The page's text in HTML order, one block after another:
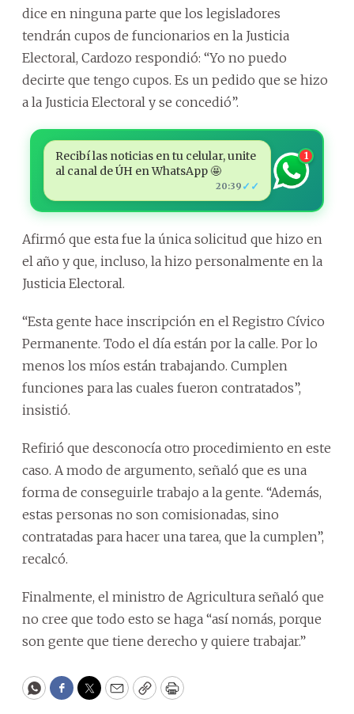
dice en ninguna parte que los legisladores
tendrán cupos de funcionarios en la Justicia
Electoral, Cardozo respondió: “Yo no puedo
decirte que tengo cupos. Es un pedido que se hizo
a la Justicia Electoral y se concedió”.
Recibí las noticias en tu celular, unite
al canal de ÚH en WhatsApp 🤩
20:39 ✓✓
1
Afirmó que esta fue la única solicitud que hizo en
el año y que, incluso, la hizo personalmente en la
Justicia Electoral.
“Esta gente hace inscripción en el Registro Cívico
Permanente. Todo el día están por la calle. Por lo
menos los míos están trabajando. Cumplen
funciones para las cuales fueron contratados”,
insistió.
Refirió que desconocía otro procedimiento en este
caso. A modo de argumento, señaló que es una
forma de conseguirle trabajo a la gente. “Además,
estas personas no son comisionadas, sino
contratadas para hacer una tarea, que la cumplen”,
recalcó.
Finalmente, el ministro de Agricultura señaló que
no cree que todo esto se haga “así nomás, porque
son gente que tiene derecho y quiere trabajar.”
WhatsApp
Facebook
Twitter
EmailCopyPrint